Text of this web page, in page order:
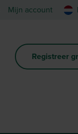
Mijn account
Registreer